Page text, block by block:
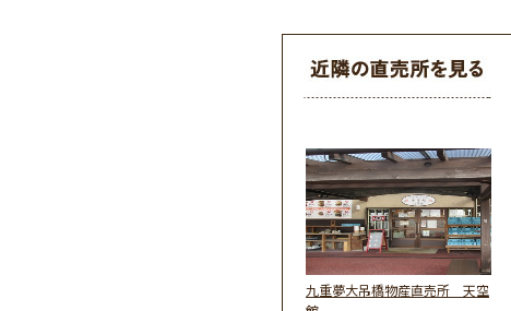
九重夢大吊橋物産直売所 天空